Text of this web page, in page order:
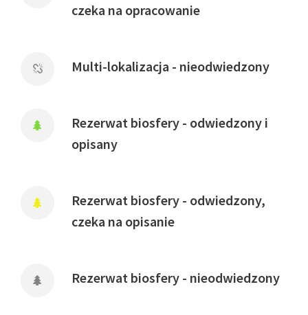
czeka na opracowanie
Multi-lokalizacja - nieodwiedzony
Rezerwat biosfery - odwiedzony i
opisany
Rezerwat biosfery - odwiedzony,
czeka na opisanie
Rezerwat biosfery - nieodwiedzony